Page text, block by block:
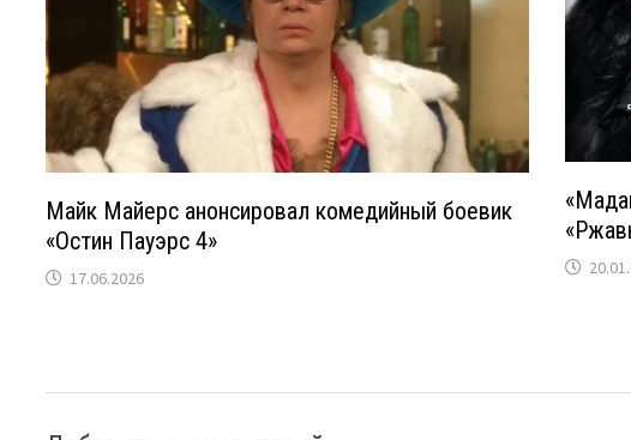
Майк Майерс анонсировал комедийный боевик
«Остин Пауэрс 4»
17.06.2026